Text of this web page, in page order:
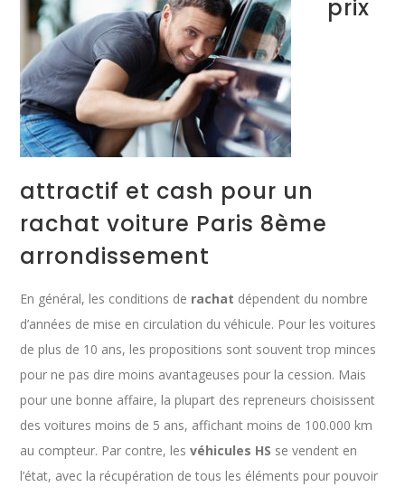
prix
attractif et cash pour un
rachat voiture Paris 8ème
arrondissement
En général, les conditions de rachat dépendent du nombre
d’années de mise en circulation du véhicule. Pour les voitures
de plus de 10 ans, les propositions sont souvent trop minces
pour ne pas dire moins avantageuses pour la cession. Mais
pour une bonne affaire, la plupart des repreneurs choisissent
des voitures moins de 5 ans, affichant moins de 100.000 km
au compteur. Par contre, lesvéhicules HS se vendent en
l’état, avec la récupération de tous les éléments pour pouvoir